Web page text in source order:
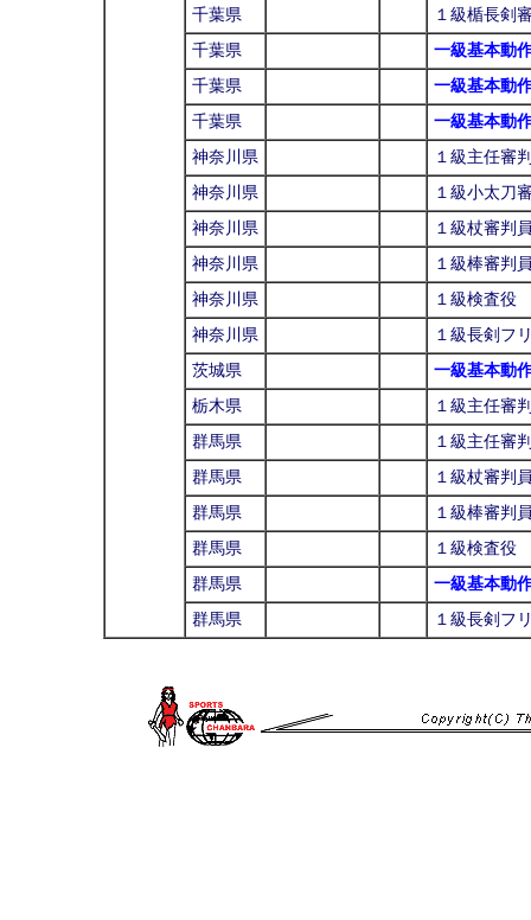
千葉県
１級楯長剣
千葉県
一級基本動
千葉県
一級基本動
千葉県
一級基本動
神奈川県
１級主任審
神奈川県
１級小太刀
神奈川県
１級杖審判
神奈川県
１級棒審判
神奈川県
１級検査役
神奈川県
１級長剣フ
茨城県
一級基本動
栃木県
１級主任審
群馬県
１級主任審
群馬県
１級杖審判
群馬県
１級棒審判
群馬県
１級検査役
群馬県
一級基本動
群馬県
１級長剣フ